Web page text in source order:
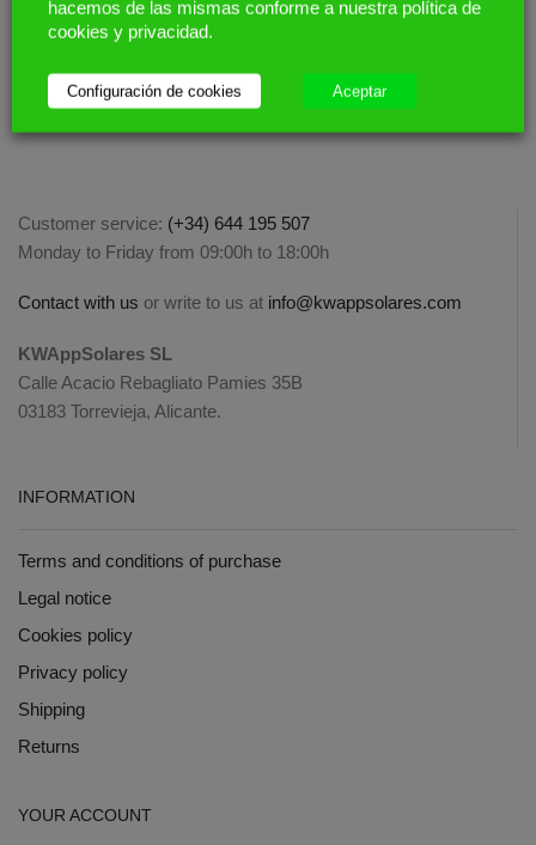
Customer service: (+34) 644 195 507
Monday to Friday from 09:00h to 18:00h
Contact with us or write to us at info@kwappsolares.com
KWAppSolares SL
Calle Acacio Rebagliato Pamies 35B
03183 Torrevieja, Alicante.
INFORMATION
Terms and conditions of purchase
Legal notice
Cookies policy
Privacy policy
Shipping
Returns
YOUR ACCOUNT
hacemos de las mismas conforme a nuestra política de
cookies y privacidad.
Configuración de cookies Aceptar